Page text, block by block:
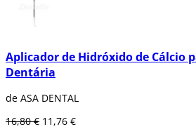
Aplicador de Hidróxido de Cálcio
Dentária
de ASA DENTAL
16,80 € 11,76 €